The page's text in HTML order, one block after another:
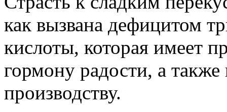
как вызвана дефицитом
кислоты, которая имеет
гормону радости, а также
производству.